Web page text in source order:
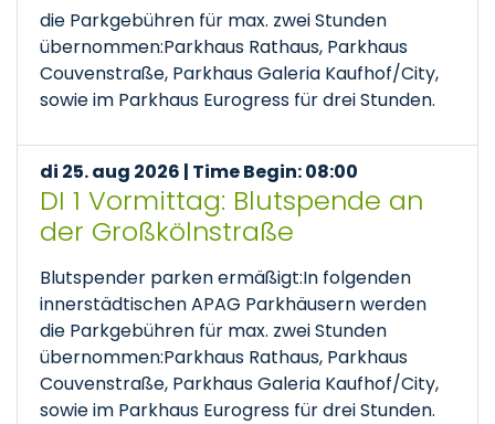
die Parkgebühren für max. zwei Stunden
übernommen:Parkhaus Rathaus, Parkhaus
Couvenstraße, Parkhaus Galeria Kaufhof/City,
sowie im Parkhaus Eurogress für drei Stunden.
di 25. aug 2026 | Time Begin: 08:00
DI 1 Vormittag: Blutspende an
der Großkölnstraße
Blutspender parken ermäßigt:In folgenden
innerstädtischen APAG Parkhäusern werden
die Parkgebühren für max. zwei Stunden
übernommen:Parkhaus Rathaus, Parkhaus
Couvenstraße, Parkhaus Galeria Kaufhof/City,
sowie im Parkhaus Eurogress für drei Stunden.